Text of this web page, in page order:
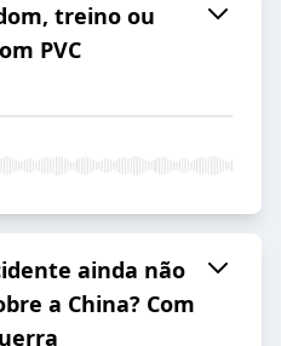
treino ou
PVC
ainda não
a China? Com